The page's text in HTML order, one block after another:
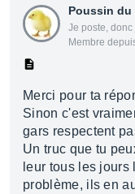
Poussin du
Je poste, donc
Membre
Merci pour ta
Sinon c'est
gars respectent
Un truc que tu
leur tous les
problème, ils en